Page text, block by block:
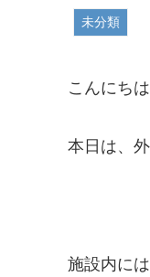
未分類
こんにち
本日は、
施設内に